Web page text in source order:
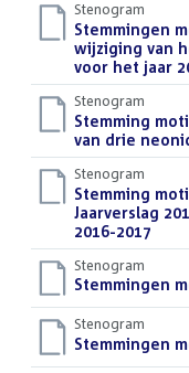
Stenogram
Download
bestand:
Stemmingen
wijziging van
voor het jaar
Stenogram
Download
bestand:
Stemming
van drie
Stenogram
Download
bestand:
Stemming
Jaarverslag
2016-2017
Stenogram
Download
bestand:
Stemmingen
Stenogram
Download
bestand:
Stemmingen